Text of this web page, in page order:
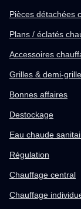
Pièces détachées
Plans / éclatés
Accessoires
Grilles & demi-
Bonnes affaires
Destockage
Eau chaude
Régulation
Chauffage central
Chauffage